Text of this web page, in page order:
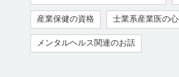
産業保健の資格 士業系産業医の
メンタルヘルス関連のお話